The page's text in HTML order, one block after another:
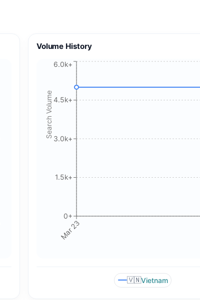
Volume History
Mar 23
0+
1.5k+
3.0k+
4.5k+
6.0k+
Search Volume
🇻🇳Vietnam